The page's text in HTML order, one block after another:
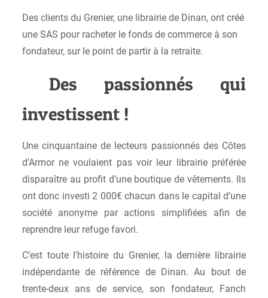
Des clients du Grenier, une librairie de Dinan, ont créé
une SAS pour racheter le fonds de commerce à son
fondateur, sur le point de partir à la retraite.
Des passionnés qui
investissent !
Une cinquantaine de lecteurs passionnés des Côtes
d’Armor ne voulaient pas voir leur librairie préférée
disparaître au profit d’une boutique de vêtements. Ils
ont donc investi 2 000€ chacun dans le capital d’une
société anonyme par actions simplifiées afin de
reprendre leur refuge favori.
C’est toute l’histoire du Grenier, la dernière librairie
indépendante de référence de Dinan. Au bout de
trente-deux ans de service, son fondateur, Fanch